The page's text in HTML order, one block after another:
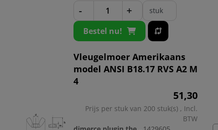
- + stuk
Bestel nu!
Vleugelmoer Amerikaans
model ANSI B18.17 RVS A2 M
4
51,30
Prijs per stuk van 200 stuk(s) , Incl.
BTW